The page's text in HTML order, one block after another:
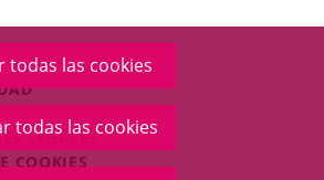
todas las cookies
todas las cookies
APLICACIÓN
EXTERNA.
APLICACIÓN
EXTERNA.
APLICACIÓN
EXTERNA.
LEGALES
COOKIES